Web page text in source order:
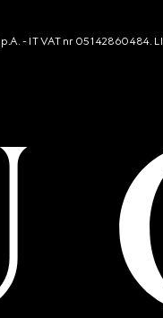
- IT VAT nr 05142860484.